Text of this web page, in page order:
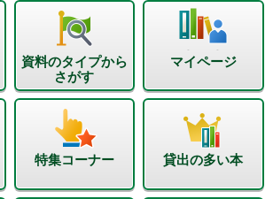
資料のタイプから
さがす
マイページ
特集コーナー 貸出の多い本